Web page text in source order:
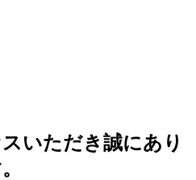
いただき誠にあり